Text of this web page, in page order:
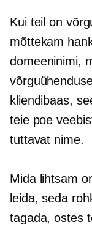
Kui teil on
mõttekam
domeeninimi,
kliendibaas,
teie poe
tuttavat nime.
Mida lihtsam
leida, seda
tagada, ostes